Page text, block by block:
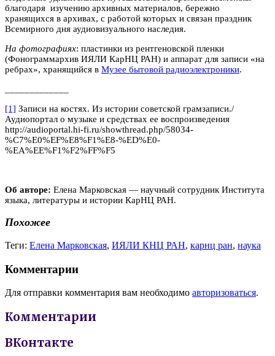
благодаря изучению архивных материалов, бережно
хранящихся в архивах, с работой которых и связан праздник
Всемирного дня аудиовизуального наследия.
На фотографиях: пластинки из рентгеновской пленки
(Фонограммархив ИЯЛИ КарНЦ РАН) и аппарат для записи «на
ребрах», хранящийся в Музее бытовой радиоэлектроники.
[1] Записи на костях. Из истории советской грамзаписи./
Аудиопортал о музыке и средствах ее воспроизведения
http://audioportal.hi-fi.ru/showthread.php/58034-
%C7%E0%EF%E8%F1%E8-%ED%E0-
%EA%EE%F1%F2%FF%F5
Об авторе: Елена Марковская — научный сотрудник Института
языка, литературы и истории КарНЦ РАН.
Похожее
Теги: Елена Марковская, ИЯЛИ КНЦ РАН, карнц ран, наука
Комментарии
Для отправки комментария вам необходимо авторизоваться.
Комментарии
ВКонтакте